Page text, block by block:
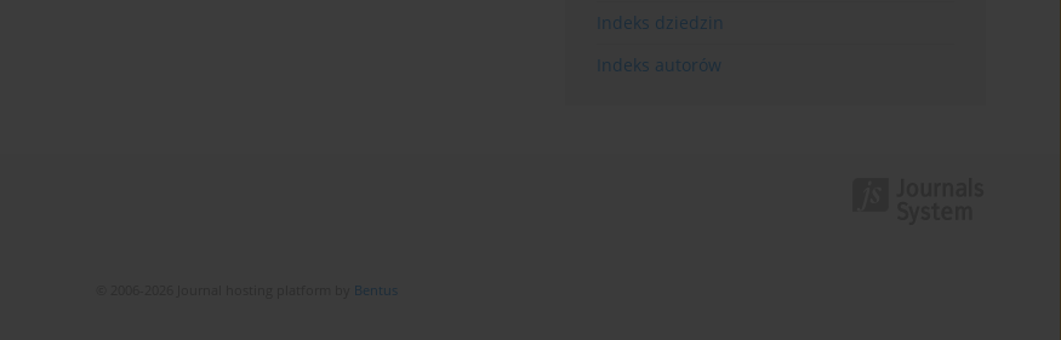
Indeks dziedzin
Indeks autorów
Bentus